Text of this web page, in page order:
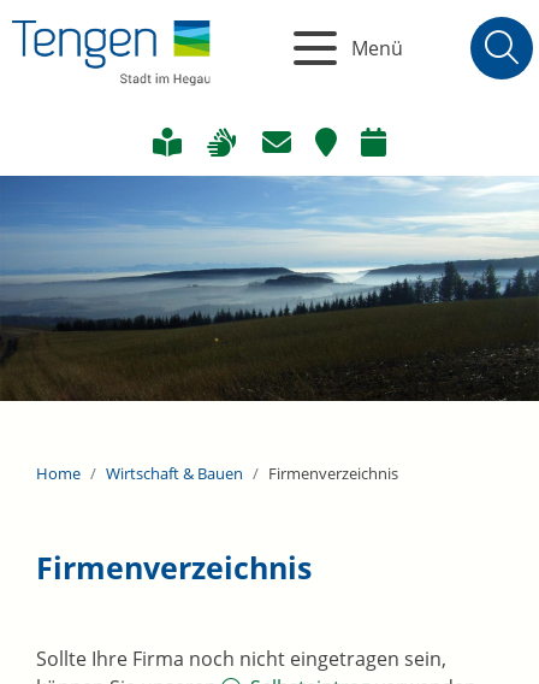
Menü
Home Wirtschaft & Bauen Firmenverzeichnis
Firmenverzeichnis
Sollte Ihre Firma noch nicht eingetragen sein,